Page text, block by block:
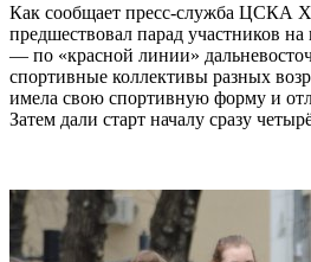
Как сообщает пресс-служба ЦСКА
предшествовал парад участников
— по «красной линии»
спортивные коллективы разных
имела свою спортивную форму и
Затем дали старт началу сразу